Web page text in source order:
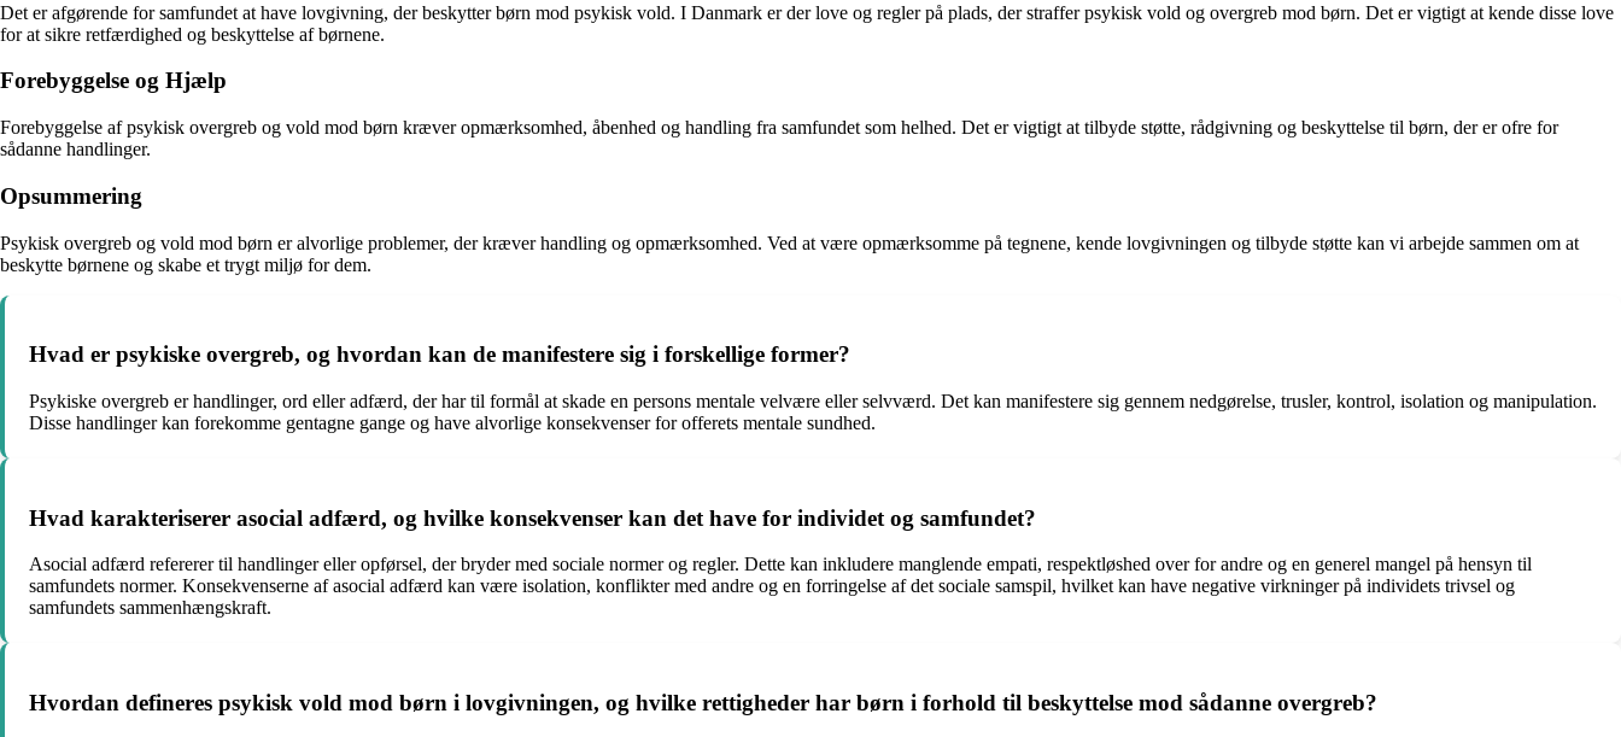
Det er afgørende for samfundet at have lovgivning, der beskytter børn mod psykisk vold. I Danmark er der love og regler på plads, der straffer psykisk vold og overgreb mod børn. Det er vigtigt at kende disse love
for at sikre retfærdighed og beskyttelse af børnene.
Forebyggelse og Hjælp
Forebyggelse af psykisk overgreb og vold mod børn kræver opmærksomhed, åbenhed og handling fra samfundet som helhed. Det er vigtigt at tilbyde støtte, rådgivning og beskyttelse til børn, der er ofre for
sådanne handlinger.
Opsummering
Psykisk overgreb og vold mod børn er alvorlige problemer, der kræver handling og opmærksomhed. Ved at være opmærksomme på tegnene, kende lovgivningen og tilbyde støtte kan vi arbejde sammen om at
beskytte børnene og skabe et trygt miljø for dem.
Hvad er psykiske overgreb, og hvordan kan de manifestere sig i forskellige former?
Psykiske overgreb er handlinger, ord eller adfærd, der har til formål at skade en persons mentale velvære eller selvværd. Det kan manifestere sig gennem nedgørelse, trusler, kontrol, isolation og manipulation.
Disse handlinger kan forekomme gentagne gange og have alvorlige konsekvenser for offerets mentale sundhed.
Hvad karakteriserer asocial adfærd, og hvilke konsekvenser kan det have for individet og samfundet?
Asocial adfærd refererer til handlinger eller opførsel, der bryder med sociale normer og regler. Dette kan inkludere manglende empati, respektløshed over for andre og en generel mangel på hensyn til
samfundets normer. Konsekvenserne af asocial adfærd kan være isolation, konflikter med andre og en forringelse af det sociale samspil, hvilket kan have negative virkninger på individets trivsel og
samfundets sammenhængskraft.
Hvordan defineres psykisk vold mod børn i lovgivningen, og hvilke rettigheder har børn i forhold til beskyttelse mod sådanne overgreb?